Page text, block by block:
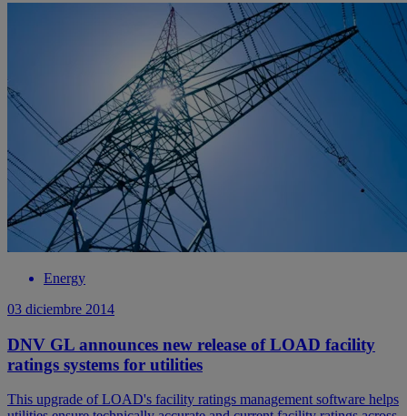
Energy
03 diciembre 2014
DNV GL announces new release of LOAD facility
ratings systems for utilities
This upgrade of LOAD's facility ratings management software helps